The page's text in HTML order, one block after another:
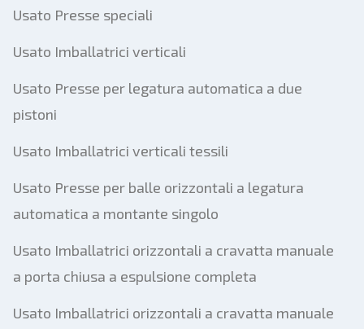
Usato Presse speciali
Usato Imballatrici verticali
Usato Presse per legatura automatica a due
pistoni
Usato Imballatrici verticali tessili
Usato Presse per balle orizzontali a legatura
automatica a montante singolo
Usato Imballatrici orizzontali a cravatta manuale
a porta chiusa a espulsione completa
Usato Imballatrici orizzontali a cravatta manuale